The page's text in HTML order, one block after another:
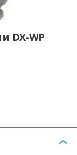
DХ-WP